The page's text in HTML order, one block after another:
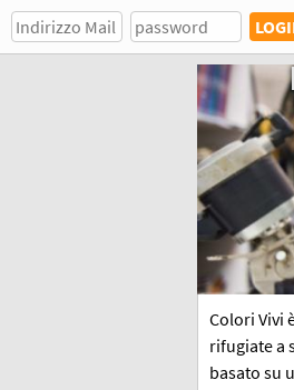
Colori Vivi
rifugiate a
basato su